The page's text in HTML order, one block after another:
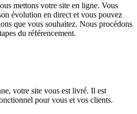
mettons votre site en ligne. Vous
évolution en direct et vous pouvez
que vous souhaitez. Nous procédons
du référencement.
votre site vous est livré. Il est
pour vous et vos clients.